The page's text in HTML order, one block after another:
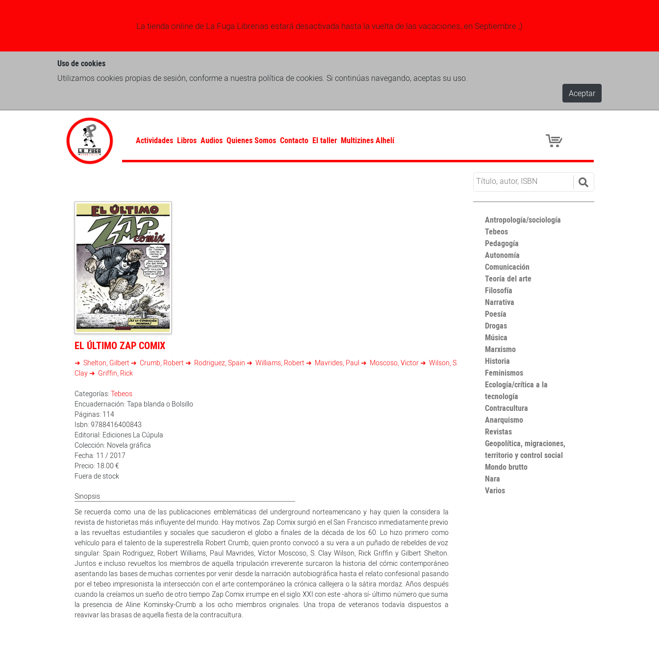
La tienda online de La Fuga Librerias estará desactivada hasta la vuelta de las vacaciones, en Septiembre ;)
Uso de cookies
Utilizamos cookies propias de sesión, conforme a nuestra política de cookies. Si continúas navegando, aceptas su uso.
Aceptar
Actividades Libros Audios Quienes Somos Contacto El taller Multizines Alhelí
EL ÚLTIMO ZAP COMIX
Shelton, Gilbert Crumb, Robert Rodriguez, Spain Williams, Robert Mavrides, Paul Moscoso, Victor
Wilson, S.
Clay
Griffin, Rick
Categorías: Tebeos
Encuadernación: Tapa blanda o Bolsillo
Páginas: 114
Isbn: 9788416400843
Editorial: Ediciones La Cúpula
Colección: Novela gráfica
Fecha: 11 / 2017
Precio: 18.00 €
Fuera de stock
Sinopsis
Se recuerda como una de las publicaciones emblemáticas del underground norteamericano y hay quien la considera la
revista de historietas más influyente del mundo. Hay motivos. Zap Comix surgió en el San Francisco inmediatamente previo
a las revueltas estudiantiles y sociales que sacudieron el globo a finales de la década de los 60. Lo hizo primero como
vehículo para el talento de la superestrella Robert Crumb, quien pronto convocó a su vera a un puñado de rebeldes de voz
singular: Spain Rodriguez, Robert Williams, Paul Mavrides, Víctor Moscoso, S. Clay Wilson, Rick Griffin y Gilbert Shelton.
Juntos e incluso revueltos los miembros de aquella tripulación irreverente surcaron la historia del cómic contemporáneo
asentando las bases de muchas corrientes por venir desde la narración autobiográfica hasta el relato confesional pasando
por el tebeo impresionista la intersección con el arte contemporáneo la crónica callejera o la sátira mordaz. Años después
cuando la creíamos un sueño de otro tiempo Zap Comix irrumpe en el siglo XXI con este -ahora sí- último número que suma
la presencia de Aline Kominsky-Crumb a los ocho miembros originales. Una tropa de veteranos todavía dispuestos a
reavivar las brasas de aquella fiesta de la contracultura.
Antropología/sociología
Tebeos
Pedagogía
Autonomía
Comunicación
Teoría del arte
Filosofía
Narrativa
Poesía
Drogas
Música
Marxismo
Historia
Feminismos
Ecología/crítica a la
tecnología
Contracultura
Anarquismo
Revistas
Geopolítica, migraciones,
territorio y control social
Mondo brutto
Nara
Varios